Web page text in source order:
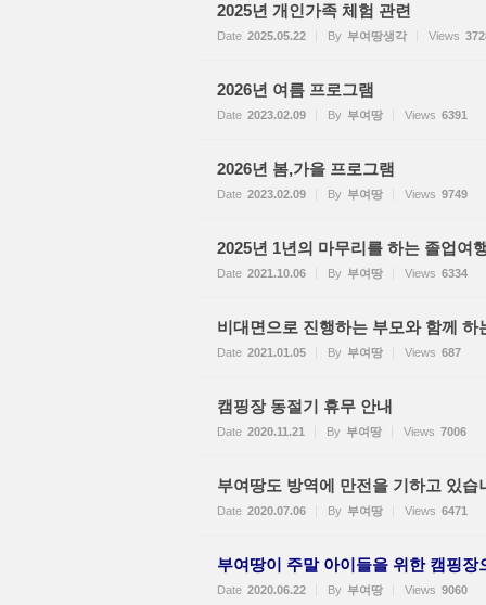
2025년 개인가족 체험 관련
Date 2025.05.22 By 부여땅생각 Views
2026년 여름 프로그램
Date 2023.02.09 By 부여땅 Views 6391
2026년 봄,가을 프로그램
Date 2023.02.09 By 부여땅 Views 9749
2025년 1년의 마무리를 하는 졸업여
Date 2021.10.06 By 부여땅 Views 6334
비대면으로 진행하는 부모와 함께 하
Date 2021.01.05 By 부여땅 Views 687
캠핑장 동절기 휴무 안내
Date 2020.11.21 By 부여땅 Views 7006
부여땅도 방역에 만전을 기하고 있습
Date 2020.07.06 By 부여땅 Views 6471
부여땅이 주말 아이들을 위한 캠핑
Date 2020.06.22 By 부여땅 Views 9060